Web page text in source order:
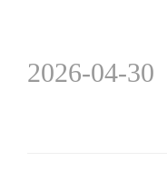
2026-04-30